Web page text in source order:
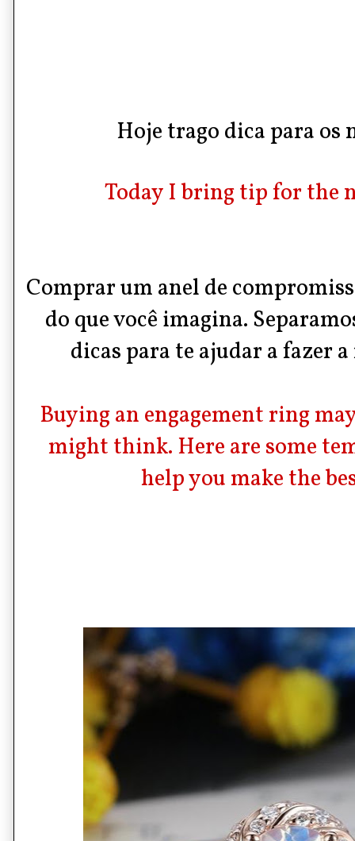
Hoje trago dica para os
Today I bring tip for the
Comprar umanel de
do que você imagina.
dicas para te ajudar a fazer
Buying an engagement ring
might think. Here are some
help you make the